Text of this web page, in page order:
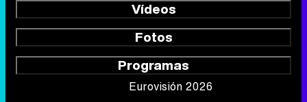
Vídeos
Fotos
Programas
Eurovisión 2026